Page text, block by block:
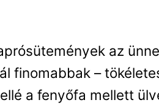
az
finomabbak –
a fenyőfa mellett